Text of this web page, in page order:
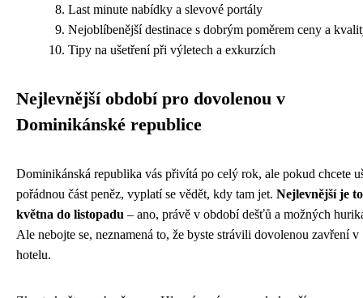
Last minute nabídky a slevové portály
Nejoblíbenější destinace s dobrým poměrem ceny a
Tipy na ušetření při výletech a exkurzích
Nejlevnější období pro dovolenou v
Dominikánské republice
Dominikánská republika vás přivítá po celý rok, ale pokud chcete
pořádnou část peněz, vyplatí se vědět, kdy tam jet. Nejlevnější je
května do listopadu – ano, právě v období dešťů a možných
Ale nebojte se, neznamená to, že byste strávili dovolenou zavření v
hotelu.